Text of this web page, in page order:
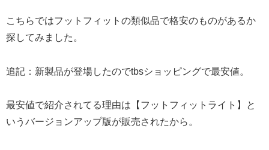
こちらではフットフィットの類似品で格安のものがあるか
探してみました。
追記：新製品が登場したのでtbsショッピングで最安値。
最安値で紹介されてる理由は【フットフィットライト】と
いうバージョンアップ版が販売されたから。